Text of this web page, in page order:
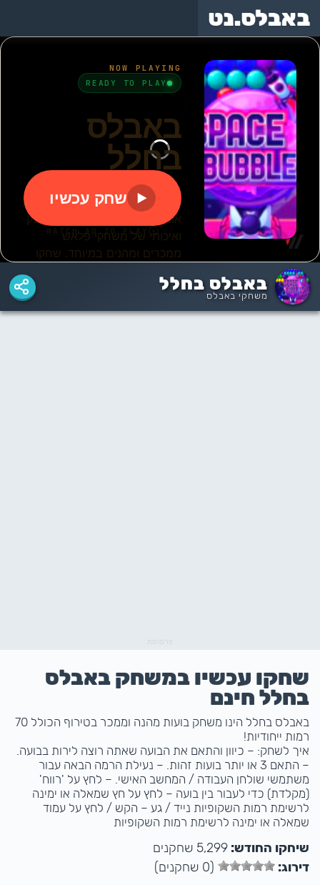
באבלס
באבלס
המקורי
הישן
באבלס בחלל
משחקי באבלס
פרסומת
שחקו עכשיו במשחק באבלס
בחלל חינם
באבלס בחלל הינו משחק בועות מהנה וממכר בטירוף הכולל 70
רמות ייחודיות!
איך לשחק: – כיוון והתאם את הבועה שאתה רוצה לירות בבועה.
– התאם 3 או יותר בועות זהות. – נעילת הרמה הבאה עבור
משתמשי שולחן העבודה / המחשב האישי. – לחץ על 'רווח'
(מקלדת) כדי לעבור בין בועה – לחץ על חץ שמאלה או ימינה
לרשימת רמות השקופיות נייד / גע – הקש / לחץ על עמוד
שמאלה או ימינה לרשימת רמות השקופיות
שיחקו החודש: 5,299 שחקנים
דירוג:
(0 שחקנים)